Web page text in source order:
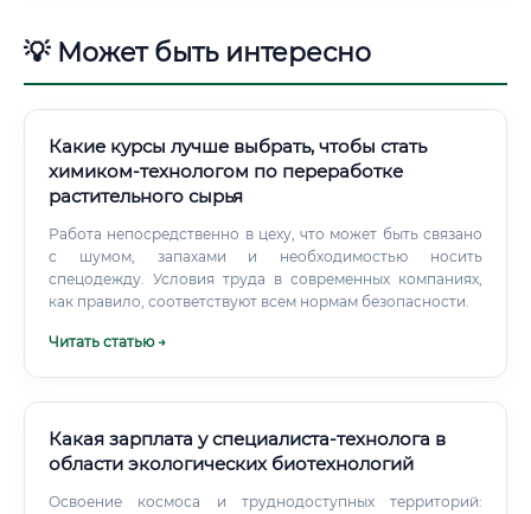
💡 Может быть интересно
Какие курсы лучше выбрать, чтобы стать
химиком-технологом по переработке
растительного сырья
Работа непосредственно в цеху, что может быть связано
с шумом, запахами и необходимостью носить
спецодежду. Условия труда в современных компаниях,
как правило, соответствуют всем нормам безопасности.
Читать статью →
Какая зарплата у специалиста-технолога в
области экологических биотехнологий
Освоение космоса и труднодоступных территорий: